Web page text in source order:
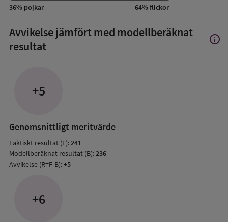
36% pojkar 64%flickor
Avvikelse jämfört med modellberäknat
resultat
Visa
info
+5
Genomsnittligt meritvärde
Faktiskt resultat (F):241
Modellberäknat resultat (B):236
Avvikelse (R=F-B):+5
+6